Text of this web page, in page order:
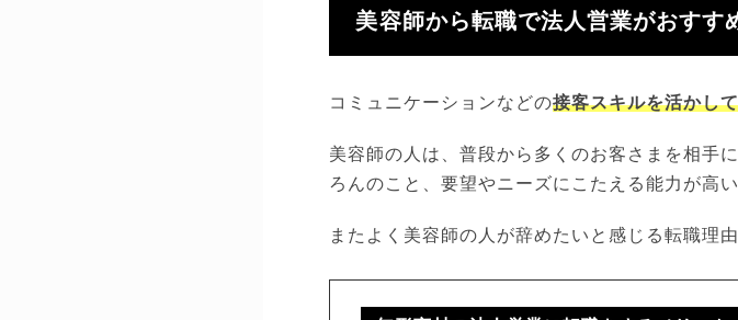
美容師から転職で法人営業がおすす
コミュニケーションなどの接客スキルを活かし
美容師の人は、普段から多くのお客さまを相手
ろんのこと、要望やニーズにこたえる能力が高
またよく美容師の人が辞めたいと感じる転職理